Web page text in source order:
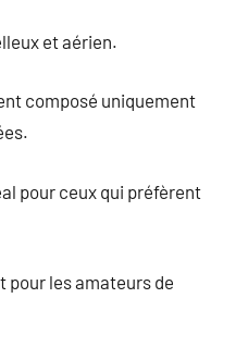
et aérien.
composé uniquement
pour ceux qui préfèrent
pour les amateurs de